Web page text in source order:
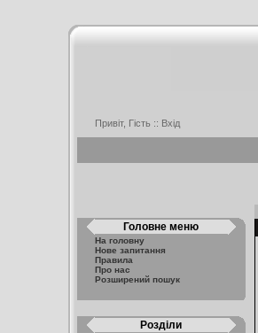
Привіт, Гість :: Вхід
Головне меню
На головну
Нове запитання
Правила
Про нас
Розширений пошук
Розділи